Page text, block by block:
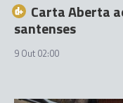
Carta Aberta
santenses
9 Out 02:00